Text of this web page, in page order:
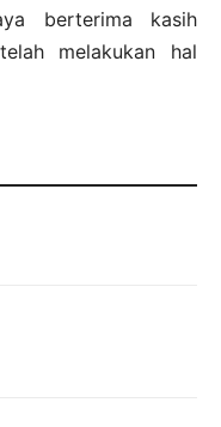
berterima kasih
melakukan hal